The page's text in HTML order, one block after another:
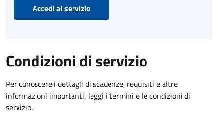
Accedi al servizio
Condizioni di servizio
Per conoscere i dettagli di scadenze, requisiti e altre
informazioni importanti, leggi i termini e le condizioni di
servizio.